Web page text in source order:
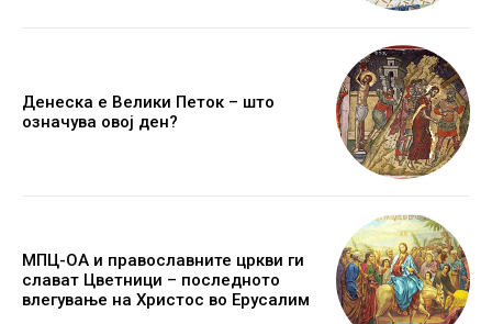
Денеска е Велики Петок – што
означува овој ден?
МПЦ-ОА и православните цркви ги
слават Цветници – последното
влегување на Христос во Ерусалим